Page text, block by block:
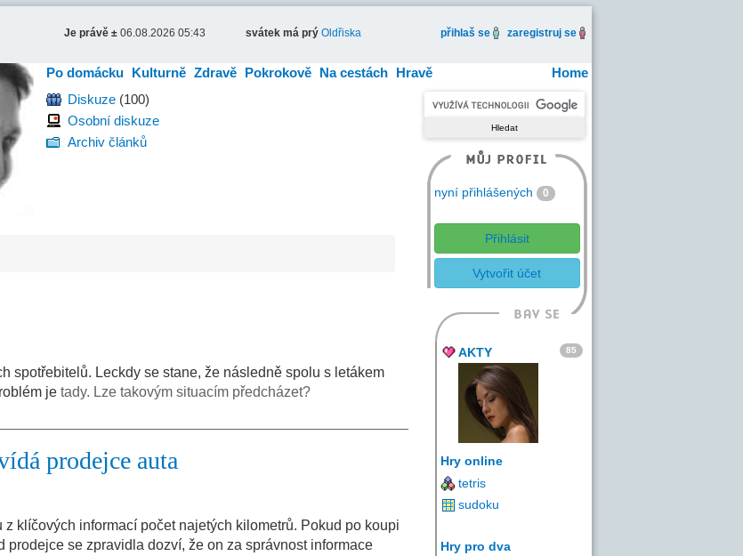
Je právě ± 06.08.2026 05:43 svátek má prý Oldřiska přihlaš se zaregistruj se
Home
Po domácku Kulturně Zdravě Pokrokově Na cestách Hravě
Diskuze (100)
Osobní diskuze
Archiv článků
spotřebitelů. Leckdy se stane, že následně spolu s letákem
je tady. Lze takovým situacím předcházet?
prodejce auta
klíčových informací počet najetých kilometrů. Pokud po koupi
prodejce se zpravidla dozví, že on za správnost informace
nyní přihlášených 0
Přihlásit
Vytvořit účet
AKTY 85
Hry online
tetris
sudoku
Hry pro dva